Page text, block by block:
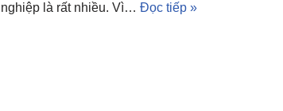
nghiệp là rất nhiều. Vì… Đọc tiếp »